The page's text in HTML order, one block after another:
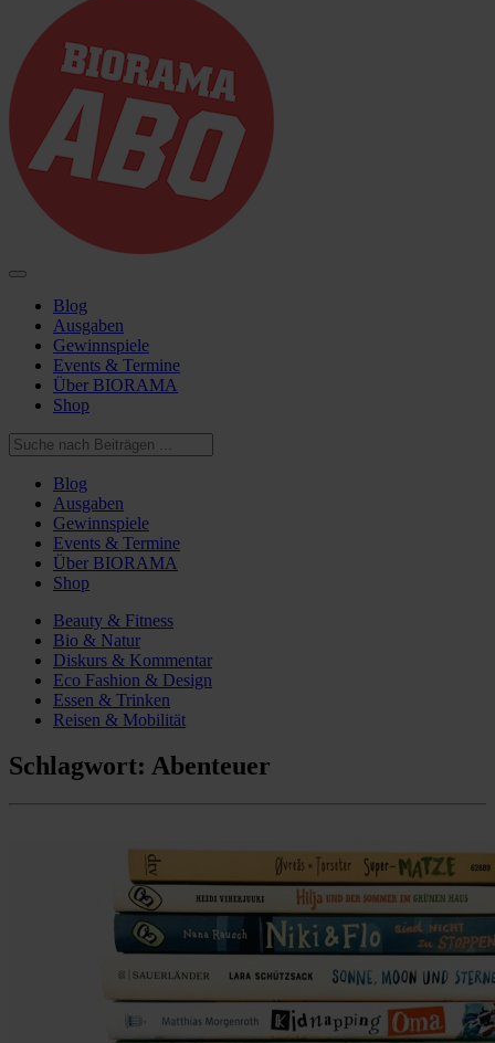
Blog
Ausgaben
Gewinnspiele
Events & Termine
Über BIORAMA
Shop
Blog
Ausgaben
Gewinnspiele
Events & Termine
Über BIORAMA
Shop
Beauty & Fitness
Bio & Natur
Diskurs & Kommentar
Eco Fashion & Design
Essen & Trinken
Reisen & Mobilität
Schlagwort: Abenteuer